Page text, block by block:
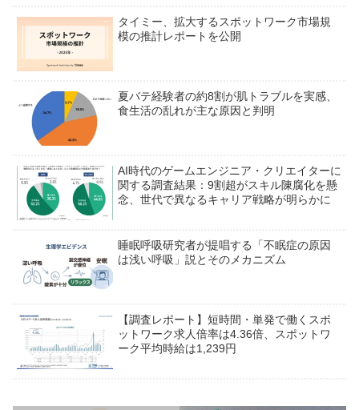
タイミー、拡大するスポットワーク市場規
模の推計レポートを公開
夏バテ経験者の約8割が肌トラブルを実感、
食生活の乱れが主な原因と判明
AI時代のゲームエンジニア・クリエイターに
関する調査結果：9割超がスキル陳腐化を懸
念、世代で異なるキャリア戦略が明らかに
睡眠呼吸研究者が提唱する「不眠症の原因
は浅い呼吸」説とそのメカニズム
【調査レポート】短時間・単発で働くスポ
ットワーク求人倍率は4.36倍、スポットワ
ーク平均時給は1,239円